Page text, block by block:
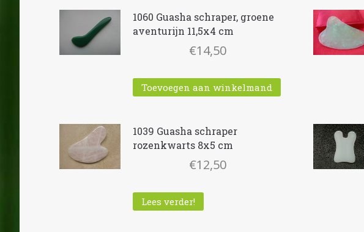
1060 Guasha schraper, groene
aventurijn 11,5x4 cm
€14,50
Toevoegen aan winkelmand
1039 Guasha schraper
rozenkwarts 8x5 cm
€12,50
Lees verder!